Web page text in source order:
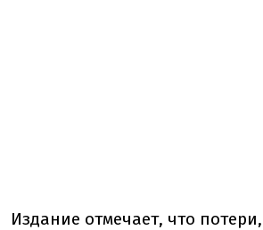
Издание отмечает, что